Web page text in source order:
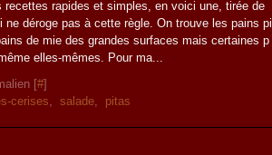
recettes rapides et simples, en voici une, tirée de
ne déroge pas à cette règle. On trouve les pains pi
de mie des grandes surfaces mais certaines p
elles-mêmes. Pour ma...
[#]
cerises,salade, pitas